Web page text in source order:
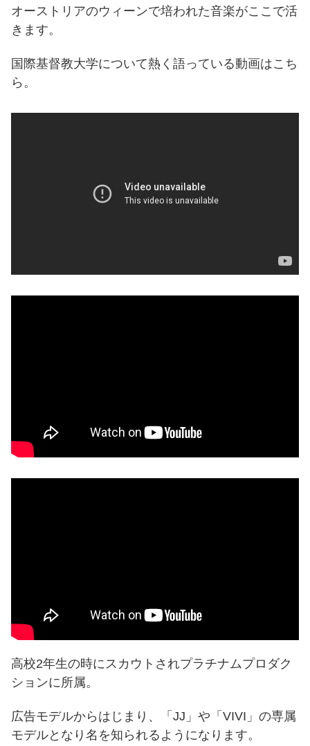
オーストリアのウィーンで培われた音楽がここで活
きます。
国際基督教大学について熱く語っている動画はこち
ら。
高校2年生の時にスカウトされプラチナムプロダク
ションに所属。
広告モデルからはじまり、「JJ」や「VIVI」の専属
モデルとなり名を知られるようになります。